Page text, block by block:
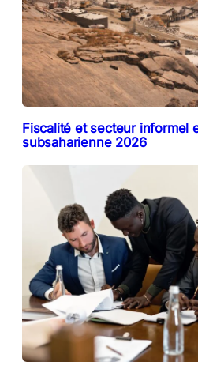
Fiscalité et secteur informel
subsaharienne 2026